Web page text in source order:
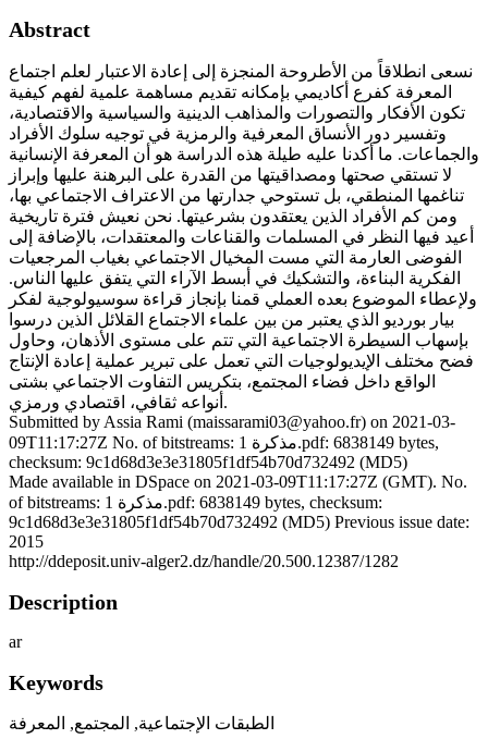
Abstract
نسعى انطلاقاً من الأطروحة المنجزة إلى إعادة الاعتبار لعلم اجتماع
المعرفة كفرع أكاديمي بإمكانه تقديم مساهمة علمية لفهم كيفية
تكون الأفكار والتصورات والمذاهب الدينية والسياسية والاقتصادية،
وتفسير دور الأنساق المعرفية والرمزية في توجيه سلوك الأفراد
والجماعات. ما أكدنا عليه طيلة هذه الدراسة هو أن المعرفة الإنسانية
لا تستقي صحتها ومصداقيتها من القدرة على البرهنة عليها وإبراز
تناغمها المنطقي، بل تستوحي جدارتها من الاعتراف الاجتماعي بها،
ومن كم الأفراد الذين يعتقدون بشرعيتها. نحن نعيش فترة تاريخية
أعيد فيها النظر في المسلمات والقناعات والمعتقدات، بالإضافة إلى
الفوضى العارمة التي مست المخيال الاجتماعي بغياب المرجعيات
الفكرية البناءة، والتشكيك في أبسط الآراء التي يتفق عليها الناس.
ولإعطاء الموضوع بعده العملي قمنا بإنجاز قراءة سوسيولوجية لفكر
بيار بورديو الذي يعتبر من بين علماء الاجتماع القلائل الذين درسوا
بإسهاب السيطرة الاجتماعية التي تتم على مستوى الأذهان، وحاول
فضح مختلف الإيديولوجيات التي تعمل على تبرير عملية إعادة الإنتاج
الواقع داخل فضاء المجتمع، بتكريس التفاوت الاجتماعي بشتى
أنواعه ثقافي، اقتصادي ورمزي.
Submitted by Assia Rami (maissarami03@yahoo.fr) on 2021-03-
09T11:17:27Z No. of bitstreams: 1 مذكرة.pdf: 6838149 bytes,
checksum: 9c1d68d3e3e31805f1df54b70d732492 (MD5)
Made available in DSpace on 2021-03-09T11:17:27Z (GMT). No.
of bitstreams: 1 مذكرة.pdf: 6838149 bytes, checksum:
9c1d68d3e3e31805f1df54b70d732492 (MD5) Previous issue date:
2015
http://ddeposit.univ-alger2.dz/handle/20.500.12387/1282
Description
ar
Keywords
الطبقات الإجتماعية, المجتمع, المعرفة